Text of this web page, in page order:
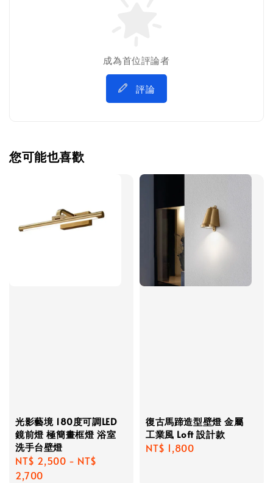
成為首位評論者
評論
您可能也喜歡
光影藝境 180度可調LED
鏡前燈 極簡畫框燈 浴室
洗手台壁燈
Regular
price
NT$ 2,500 - NT$
2,700
復古馬蹄造型壁燈 金屬
工業風 Loft 設計款
Regular
NT$ 1,800